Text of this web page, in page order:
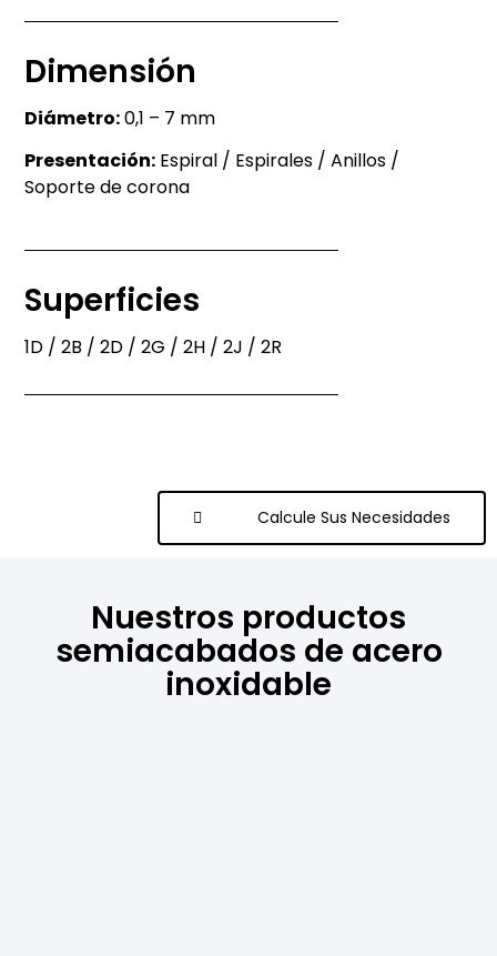
Dimensión
Diámetro:0,1 – 7 mm
Presentación: Espiral / Espirales / Anillos /
Soporte de corona
Superficies
1D / 2B / 2D / 2G / 2H / 2J / 2R
Calcule Sus Necesidades
Nuestros productos
semiacabados de acero
inoxidable